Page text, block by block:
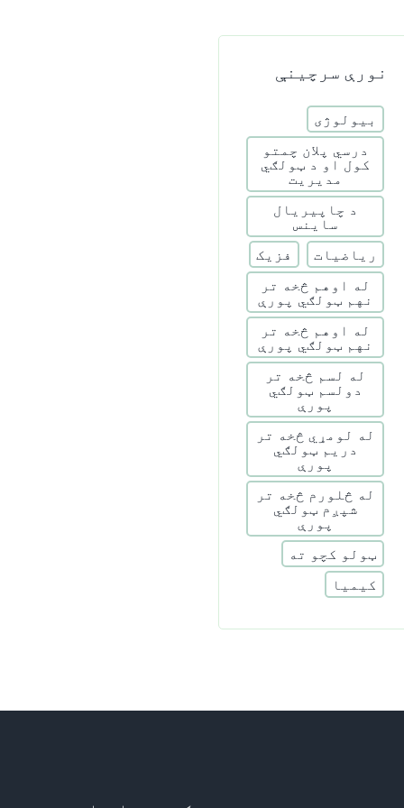
نورې سرچینې
بیولوژی
درسي پلان چمتو
کول او د ټولګي
مدیریت
د چاپیریال
ساینس
ریاضیات
فزیک
له اوهم څخه تر
نهم ټولګي پورې
له اوهم څخه تر
نهم ټولګي پورې
له لسم څخه تر
دولسم ټولګي
پورې
له لومړي څخه تر
دریم ټولګي
پورې
له څلورم څخه تر
شپږم ټولګي
پورې
ټولو کچو ته
کیمیا